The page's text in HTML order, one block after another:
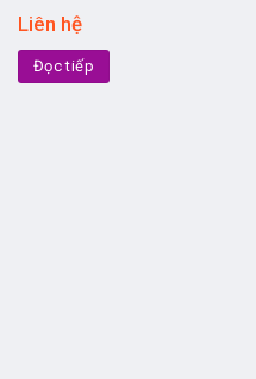
Liên hệ
Đọc tiếp